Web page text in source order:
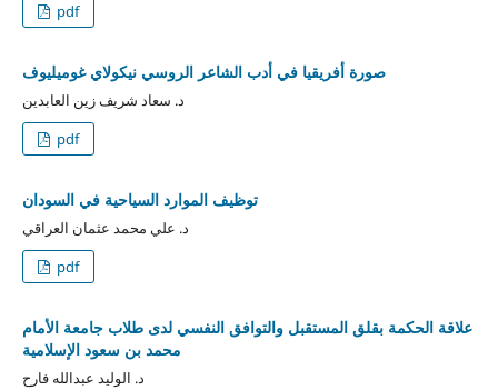
pdf
صورة أفريقيا في أدب الشاعر الروسي نيكولاي غوميليوف
د. سعاد شريف زين العابدين
pdf
توظيف الموارد السياحية في السودان
د. علي محمد عثمان العراقي
pdf
علاقة الحكمة بقلق المستقبل والتوافق النفسي لدى طلاب جامعة الأمام
محمد بن سعود الإسلامية
د. الوليد عبدالله فارح